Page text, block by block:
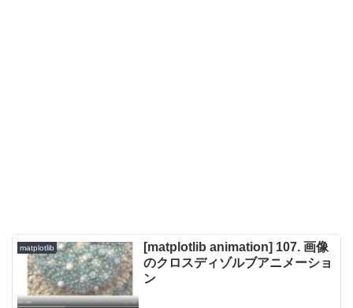
matplotlib
[matplotlib animation] 107. 画像
のクロスディゾルブアニメーショ
ン